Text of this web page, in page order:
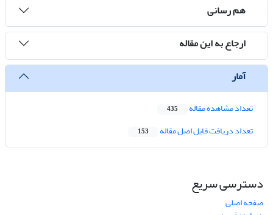
هم رسانی
ارجاع به این مقاله
آمار
تعداد مشاهده مقاله 435
تعداد دریافت فایل اصل مقاله 153
دسترسی سریع
صفحه اصلی